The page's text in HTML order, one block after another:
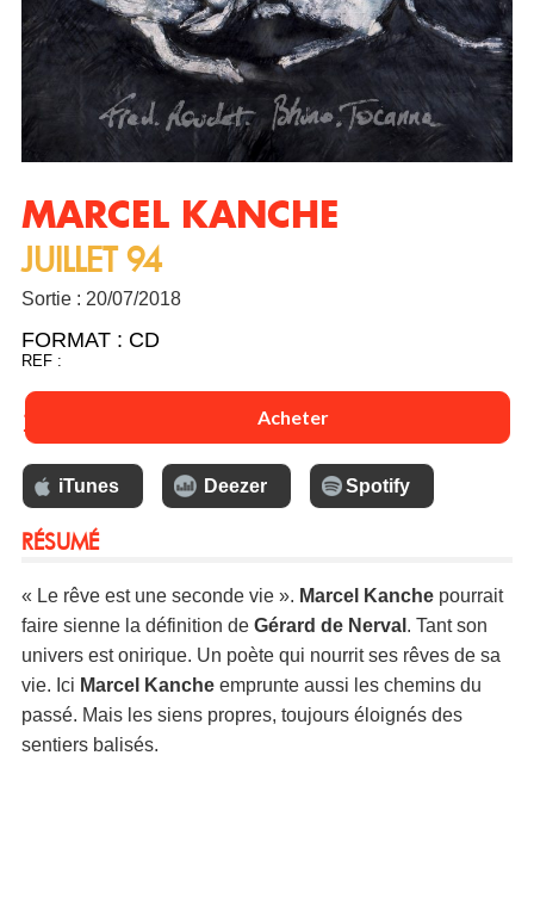
MARCEL KANCHE
JUILLET 94
Sortie : 20/07/2018
FORMAT : CD
REF :
13 € Acheter
iTunes Deezer Spotify
RÉSUMÉ
« Le rêve est une seconde vie ». Marcel Kanchepourrait
faire sienne la définition de Gérard de Nerval . Tant son
univers est onirique. Un poète qui nourrit ses rêves de sa
vie. Ici Marcel Kancheemprunte aussi les chemins du
passé. Mais les siens propres, toujours éloignés des
sentiers balisés.